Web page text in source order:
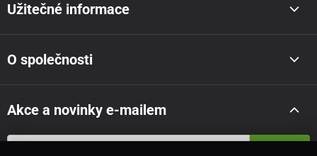
Užitečné informace
O společnosti
Akce a novinky e-mailem